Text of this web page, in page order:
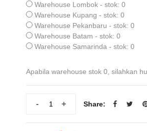
Warehouse Lombok - stok: 0
Warehouse Kupang - stok: 0
Warehouse Pekanbaru - stok: 0
Warehouse Batam - stok: 0
Warehouse Samarinda - stok: 0
Apabila warehouse stok 0, silahkan
+
- Share: